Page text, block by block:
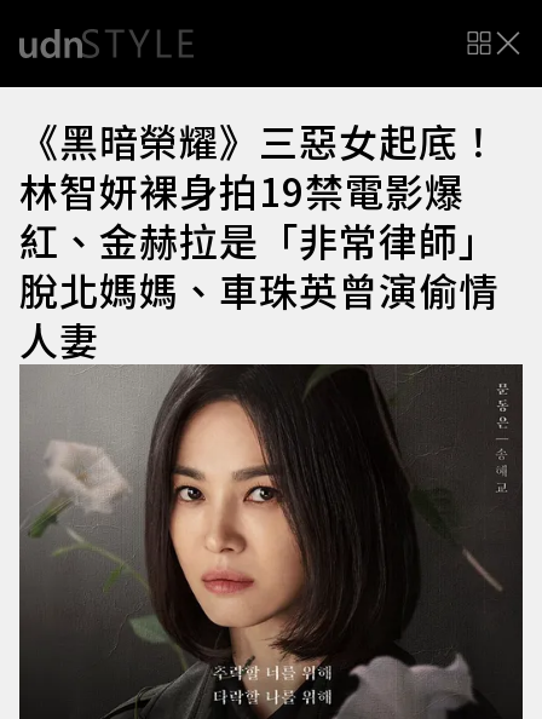
《黑暗榮耀》三惡女起底！
林智妍裸身拍19禁電影爆
紅、金赫拉是「非常律師」
脫北媽媽、車珠英曾演偷情
人妻